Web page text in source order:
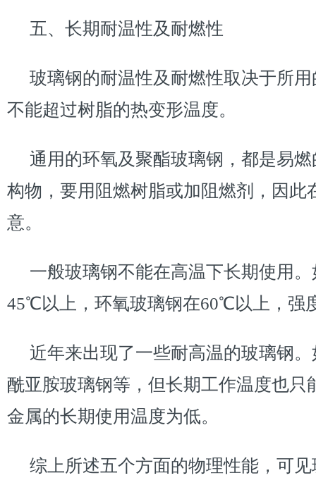
五、长期耐温性及耐燃性
玻璃钢的耐温性及耐燃性取决于所
不能超过树脂的热变形温度。
通用的环氧及聚酯玻璃钢，都是易
构物，要用阻燃树脂或加阻燃剂，因此
意。
一般玻璃钢不能在高温下长期使用
45℃以上，环氧玻璃钢在60℃以上，强
近年来出现了一些耐高温的玻璃钢
酰亚胺玻璃钢等，但长期工作温度也
金属的长期使用温度为低。
综上所述五个方面的物理性能，可